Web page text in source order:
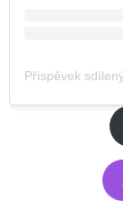
Příspěvek